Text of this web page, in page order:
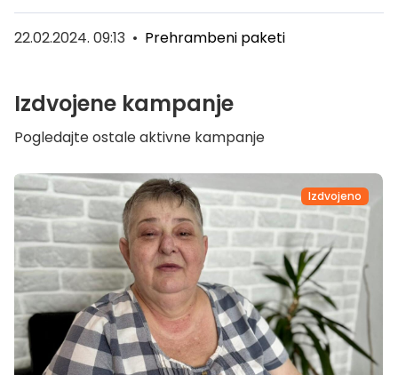
22.02.2024. 09:13 • Prehrambeni paketi
Izdvojene kampanje
Pogledajte ostale aktivne kampanje
Izdvojeno